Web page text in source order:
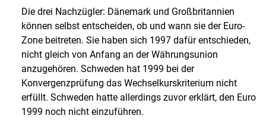
Die drei Nachzügler: Dänemark und Großbritannien
können selbst entscheiden, ob und wann sie der Euro-
Zone beitreten. Sie haben sich 1997 dafür entschieden,
nicht gleich von Anfang an der Währungsunion
anzugehören. Schweden hat 1999 bei der
Konvergenzprüfung das Wechselkurskriterium nicht
erfüllt. Schweden hatte allerdings zuvor erklärt, den Euro
1999 noch nicht einzuführen.